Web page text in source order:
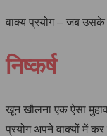
वाक्य प्रयोग – जब
निष्कर्ष
खून खौलना एक ऐसा
प्रयोग अपने वाक्यों में